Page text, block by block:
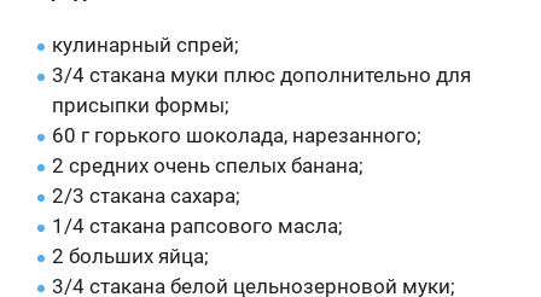
кулинарный спрей;
3/4 стакана муки плюс дополнительно для
присыпки формы;
60 г горького шоколада, нарезанного;
2 средних очень спелых банана;
2/3 стакана сахара;
1/4 стакана рапсового масла;
2 больших яйца;
3/4 стакана белой цельнозерновой муки;